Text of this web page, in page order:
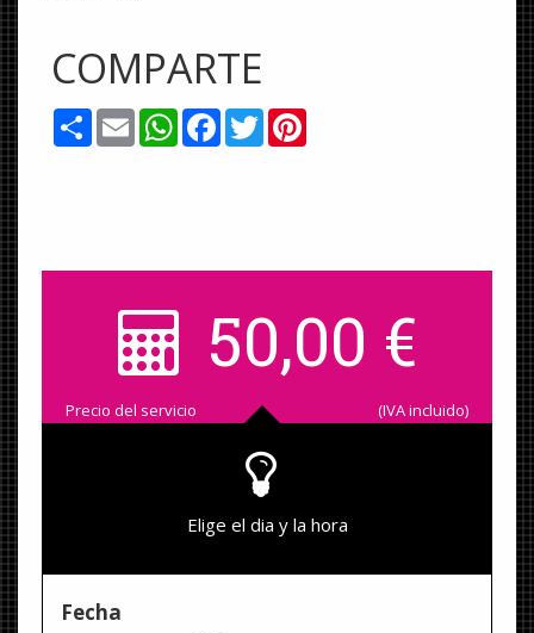
COMPARTE
ShareEmailWhatsApp
Facebook
Twitter
50,00 €
Precio del servicio (IVA incluido)
Elige el dia y la hora
Fecha